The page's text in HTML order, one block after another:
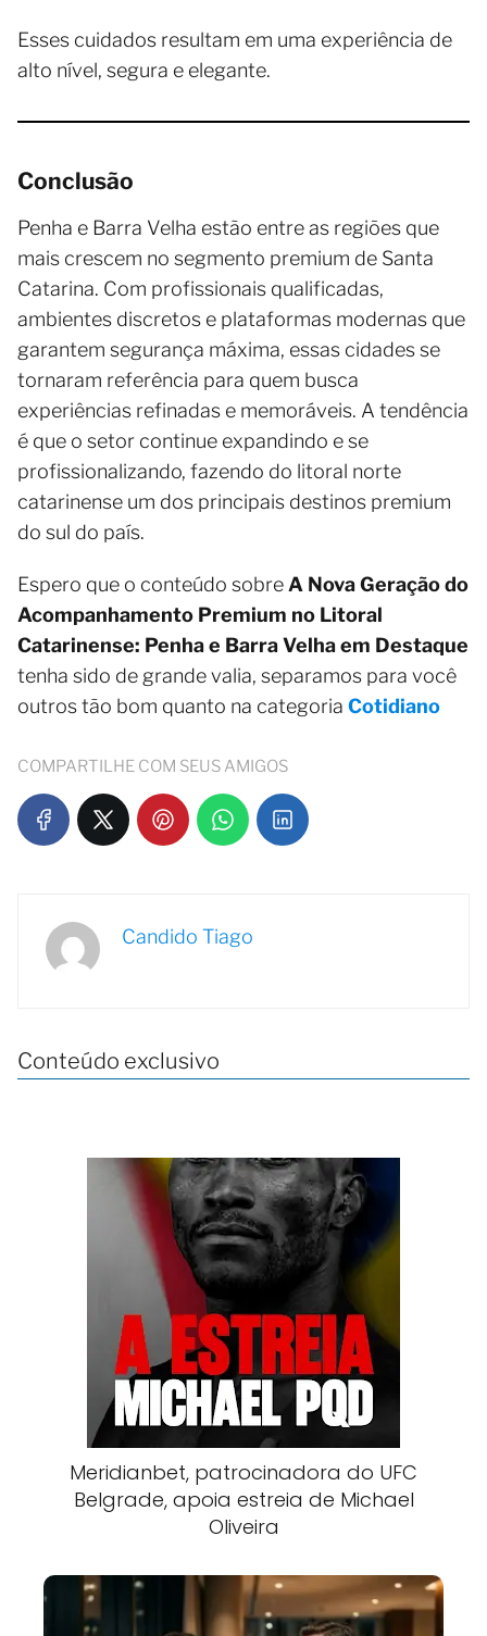
Esses cuidados resultam em uma experiência de
alto nível, segura e elegante.
Conclusão
Penha e Barra Velha estão entre as regiões que
mais crescem no segmento premium de Santa
Catarina. Com profissionais qualificadas,
ambientes discretos e plataformas modernas que
garantem segurança máxima, essas cidades se
tornaram referência para quem busca
experiências refinadas e memoráveis. A tendência
é que o setor continue expandindo e se
profissionalizando, fazendo do litoral norte
catarinense um dos principais destinos premium
do sul do país.
Espero que o conteúdo sobre A Nova Geração do
Acompanhamento Premium no Litoral
Catarinense: Penha e Barra Velha em Destaque
tenha sido de grande valia, separamos para você
outros tão bom quanto na categoria Cotidiano
COMPARTILHE COM SEUS AMIGOS
Candido Tiago
Conteúdo exclusivo
Meridianbet, patrocinadora do UFC
Belgrade, apoia estreia de Michael
Oliveira